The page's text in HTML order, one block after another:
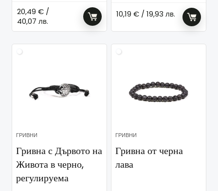
20,49€ /
40,07 лв.
10,19€ / 19,93 лв.
ГРИВНИ
Гривна с Дървото на
Живота в черно,
регулируема
ГРИВНИ
Гривна от черна
лава